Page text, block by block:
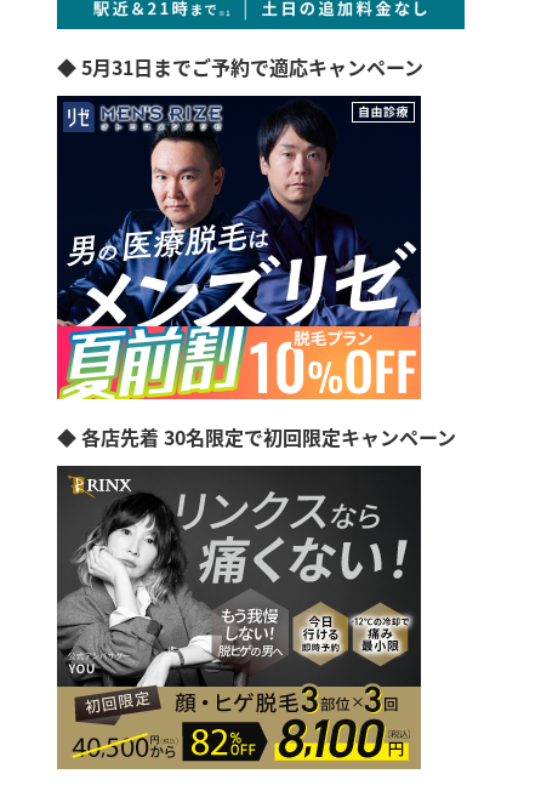
◆ 5月31日までご予約で適応キャンペーン
◆ 各店先着 30名限定で初回限定キャンペーン